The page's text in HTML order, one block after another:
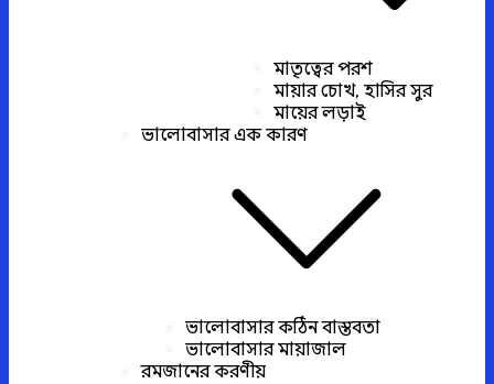
মাতৃত্বের পরশ
মায়ার চোখ, হাসির সুর
মায়ের লড়াই
ভালোবাসার এক কারণ
ভালোবাসার কঠিন বাস্তবতা
ভালোবাসার মায়াজাল
রমজানের করণীয়